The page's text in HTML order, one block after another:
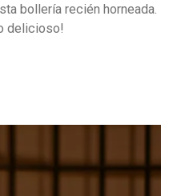
bollería recién horneada.
delicioso!